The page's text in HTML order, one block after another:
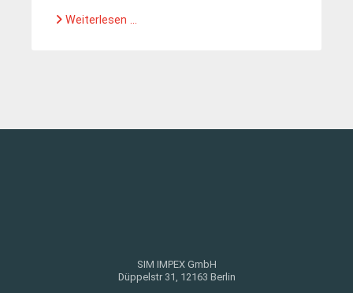
Weiterlesen ...
SIM IMPEX GmbH
Düppelstr 31, 12163 Berlin